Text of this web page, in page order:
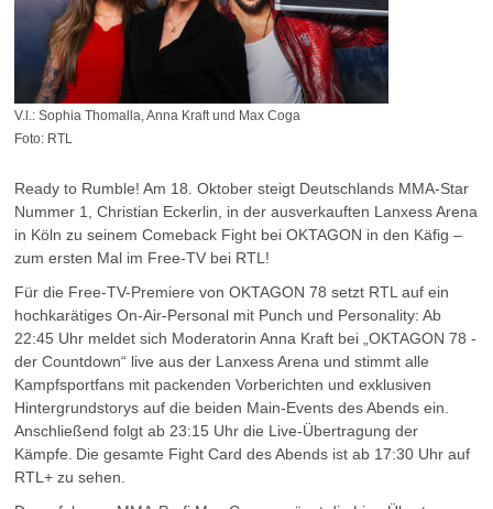
V.l.: Sophia Thomalla, Anna Kraft und Max Coga
Foto: RTL
Ready to Rumble! Am 18. Oktober steigt Deutschlands MMA-Star
Nummer 1, Christian Eckerlin, in der ausverkauften Lanxess Arena
in Köln zu seinem Comeback Fight bei OKTAGON in den Käfig –
zum ersten Mal im Free-TV bei RTL!
Für die Free-TV-Premiere von OKTAGON 78 setzt RTL auf ein
hochkarätiges On-Air-Personal mit Punch und Personality: Ab
22:45 Uhr meldet sich Moderatorin Anna Kraft bei „OKTAGON 78 -
der Countdown“ live aus der Lanxess Arena und stimmt alle
Kampfsportfans mit packenden Vorberichten und exklusiven
Hintergrundstorys auf die beiden Main-Events des Abends ein.
Anschließend folgt ab 23:15 Uhr die Live-Übertragung der
Kämpfe. Die gesamte Fight Card des Abends ist ab 17:30 Uhr auf
RTL+ zu sehen.